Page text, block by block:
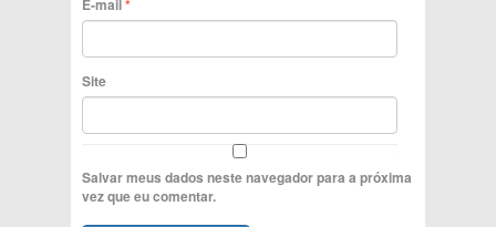
Site
Salvar meus dados neste navegador para a próxima
vez que eu comentar.